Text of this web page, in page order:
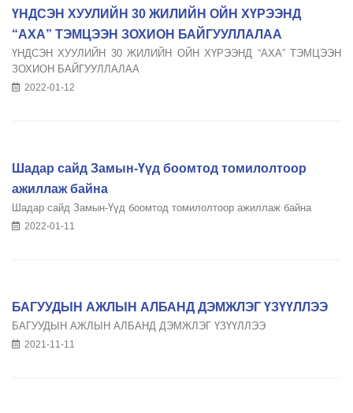
ҮНДСЭН ХУУЛИЙН 30 ЖИЛИЙН ОЙН ХҮРЭЭНД
“АХА” ТЭМЦЭЭН ЗОХИОН БАЙГУУЛЛАЛАА
ҮНДСЭН ХУУЛИЙН 30 ЖИЛИЙН ОЙН ХҮРЭЭНД “АХА” ТЭМЦЭЭН
ЗОХИОН БАЙГУУЛЛАЛАА
2022-01-12
Шадар сайд Замын-Үүд боомтод томилолтоор
ажиллаж байна
Шадар сайд Замын-Үүд боомтод томилолтоор ажиллаж байна
2022-01-11
БАГУУДЫН АЖЛЫН АЛБАНД ДЭМЖЛЭГ ҮЗҮҮЛЛЭЭ
БАГУУДЫН АЖЛЫН АЛБАНД ДЭМЖЛЭГ ҮЗҮҮЛЛЭЭ
2021-11-11